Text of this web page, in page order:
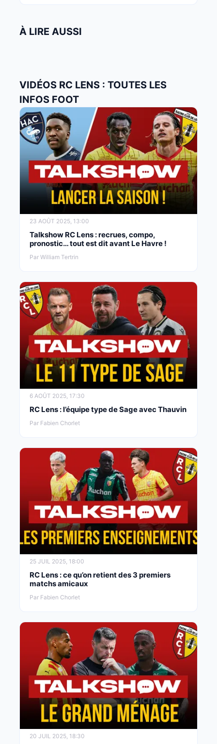
À LIRE AUSSI
VIDÉOS RC LENS : TOUTES LES
INFOS FOOT
23 AOÛT 2025, 13:00
Talkshow RC Lens : recrues, compo,
pronostic… tout est dit avant Le Havre !
Par William Tertrin
6 AOÛT 2025, 17:30
RC Lens : l’équipe type de Sage avec Thauvin
Par Fabien Chorlet
25 JUIL 2025, 18:00
RC Lens : ce qu’on retient des 3 premiers
matchs amicaux
Par Fabien Chorlet
20 JUIL 2025, 18:30